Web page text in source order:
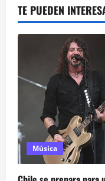
TE PUEDEN
Música